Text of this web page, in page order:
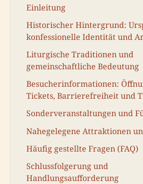
Einleitung
Historischer Hintergrund:
konfessionelle Identität und
Liturgische Traditionen und
gemeinschaftliche Bedeutung
Besucherinformationen:
Tickets, Barrierefreiheit und
Sonderveranstaltungen und
Nahegelegene Attraktionen
Häufig gestellte Fragen (FAQ)
Schlussfolgerung und
Handlungsaufforderung